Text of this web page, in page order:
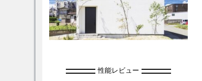
性能レビュー